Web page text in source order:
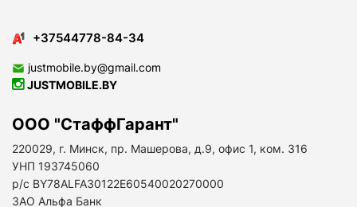
+37544778-84-34
justmobile.by@gmail.com
JUSTMOBILE.BY
ООО "СтаффГарант"
220029, г. Минск, пр. Машерова, д.9, офис 1, ком. 316
УНП 193745060
р/с BY78ALFA30122E60540020270000
ЗАО Альфа Банк